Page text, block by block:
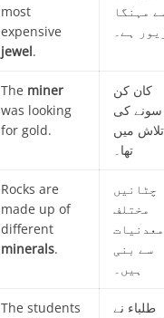
most
expensive
jewel.
مہنگا
ہے۔
The miner
was looking
for gold.
کان کن
سونے کی
تلاش میں
تھا۔
Rocks are
made up of
different
minerals.
چٹانیں
مختلف
معدنیات
سے بنی
ہیں۔
The students
طلباء نے